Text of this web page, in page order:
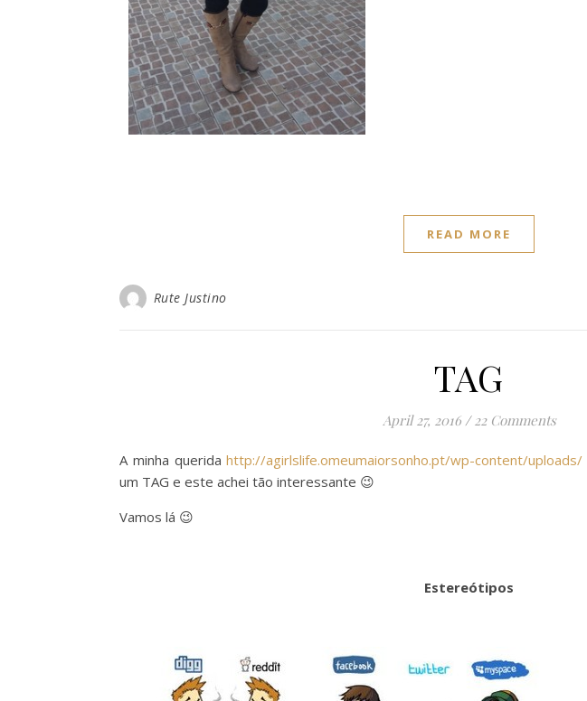
READ MORE
Rute Justino
TAG
April 27, 2016 / 22 Comments
A minha queridahttp://agirlslife.omeumaiorsonho.pt/wp-content/uploads/
um TAG e este achei tão interessante 😉
Vamos lá 😉
Estereótipos